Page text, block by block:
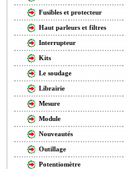
Fusibles et protecteur
Haut parleurs et filtres
Interrupteur
Kits
Le soudage
Librairie
Mesure
Module
Nouveautés
Outillage
Potentiomètre